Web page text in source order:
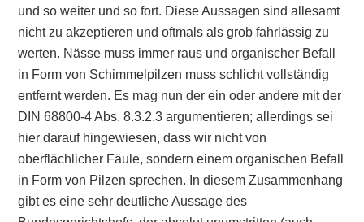
und so weiter und so fort. Diese Aussagen sind allesamt
nicht zu akzeptieren und oftmals als grob fahrlässig zu
werten. Nässe muss immer raus und organischer Befall
in Form von Schimmelpilzen muss schlicht vollständig
entfernt werden. Es mag nun der ein oder andere mit der
DIN 68800-4 Abs. 8.3.2.3 argumentieren; allerdings sei
hier darauf hingewiesen, dass wir nicht von
oberflächlicher Fäule, sondern einem organischen Befall
in Form von Pilzen sprechen. In diesem Zusammenhang
gibt es eine sehr deutliche Aussage des